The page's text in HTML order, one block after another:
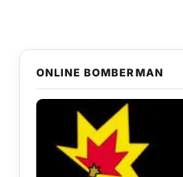
ONLINE BOMBERMAN